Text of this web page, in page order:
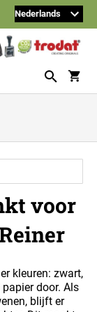
voor
kleuren: zwart,
door. Als
blijft er